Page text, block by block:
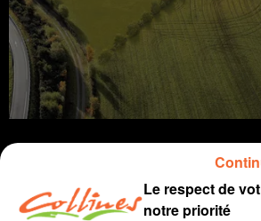
infos
Le respect de
notre priorité